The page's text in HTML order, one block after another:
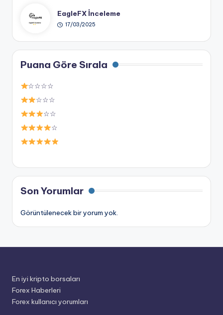
EagleFX İnceleme
17/03/2025
Puana Göre Sırala
☆☆☆☆
☆☆☆
☆☆
☆
Son Yorumlar
Görüntülenecek bir yorum yok.
En iyi kripto borsaları
Forex Haberleri
Forex kullanıcı yorumları